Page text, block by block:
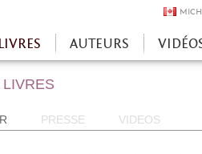
AUTEURS
PRESSE VIDEOS